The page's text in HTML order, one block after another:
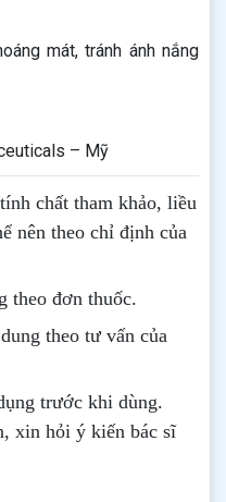
mát, tránh ánh nắng
– Mỹ
chất tham khảo, liều
nên theo chỉ định của
theo đơn thuốc.
theo tư vấn của
trước khi dùng.
xin hỏi ý kiến bác sĩ